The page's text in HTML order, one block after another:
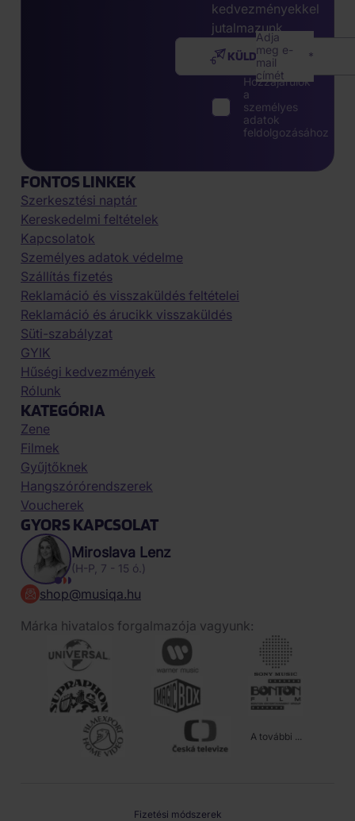
kedvezményekkel
jutalmazunk.
Adja
meg e-
mail
címét
KÜLDÉS
Hozzájárulok
a
személyes
adatok
feldolgozásához
FONTOS LINKEK
Szerkesztési naptár
Kereskedelmi feltételek
Kapcsolatok
Személyes adatok védelme
Szállítás fizetés
Reklamáció és visszaküldés feltételei
Reklamáció és árucikk visszaküldés
Süti-szabályzat
GYIK
Hűségi kedvezmények
Rólunk
KATEGÓRIA
Zene
Filmek
Gyűjtőknek
Hangszórórendszerek
Voucherek
GYORS KAPCSOLAT
Miroslava Lenz
(H-P, 7 - 15 ó.)
shop@musiqa.hu
Márka hivatalos forgalmazója vagyunk:
A további ...
Fizetési módszerek